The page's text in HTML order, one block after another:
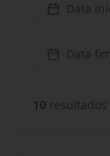
Data
Data fim
10 resultados